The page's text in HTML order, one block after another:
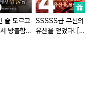
줄 모르고
방출함
SSSSS급 무신의
유산을 얻었다! [단